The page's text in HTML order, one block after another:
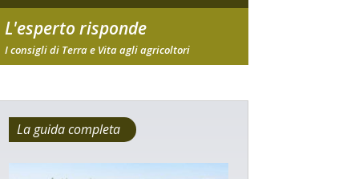
L'esperto risponde
I consigli di Terra e Vita agli agricoltori
La guida completa